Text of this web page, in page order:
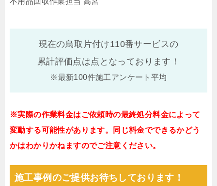
現在の鳥取片付け110番サービスの
累計評価点は点となっております！
※最新100件施工アンケート平均
※実際の作業料金はご依頼時の最終処分料金によって
変動する可能性があります。同じ料金でできるかどう
かはわかりかねますのでご注意ください。
施工事例のご提供お待ちしております！